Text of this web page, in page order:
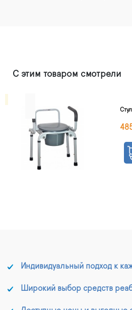
С этим товаром смотрели
Индивидуальный подход к
Широкий выбор средств